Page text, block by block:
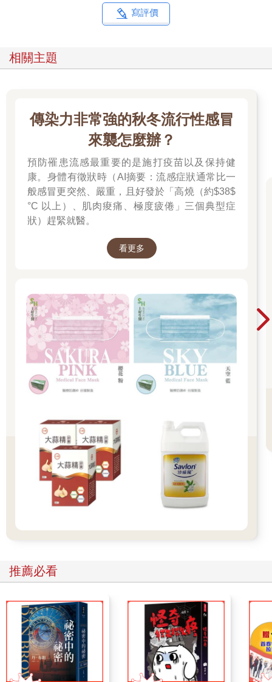
寫評價
相關主題
傳染力非常強的秋冬流行性感冒
來襲怎麼辦？
預防罹患流感最重要的是施打疫苗以及保持健
康。身體有徵狀時（AI摘要：流感症狀通常比一
般感冒更突然、嚴重，且好發於「高燒（約$38$
°C 以上）、肌肉痠痛、極度疲倦」三個典型症
狀）趕緊就醫。
看更多
推薦必看